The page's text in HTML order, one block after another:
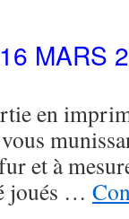
MARS
en
et à
joués …